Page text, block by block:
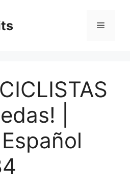
Menú
|